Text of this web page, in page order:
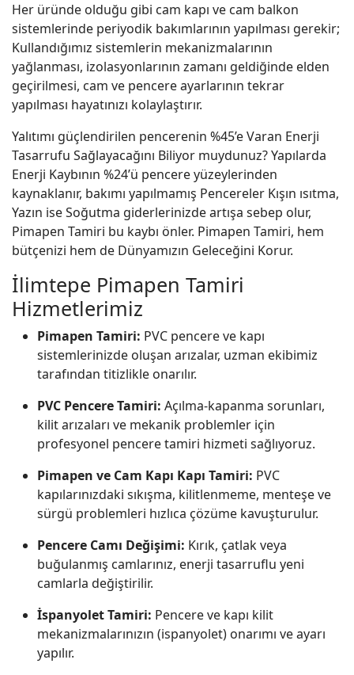
Her üründe olduğu gibi cam kapı ve cam balkon
sistemlerinde periyodik bakımlarının yapılması gerekir;
Kullandığımız sistemlerin mekanizmalarının
yağlanması, izolasyonlarının zamanı geldiğinde elden
geçirilmesi, cam ve pencere ayarlarının tekrar
yapılması hayatınızı kolaylaştırır.
Yalıtımı güçlendirilen pencerenin %45’e Varan Enerji
Tasarrufu Sağlayacağını Biliyor muydunuz? Yapılarda
Enerji Kaybının %24’ü pencere yüzeylerinden
kaynaklanır, bakımı yapılmamış Pencereler Kışın ısıtma,
Yazın ise Soğutma giderlerinizde artışa sebep olur,
Pimapen Tamiri bu kaybı önler. Pimapen Tamiri, hem
bütçenizi hem de Dünyamızın Geleceğini Korur.
İlimtepe Pimapen Tamiri
Hizmetlerimiz
Pimapen Tamiri: PVC pencere ve kapı
sistemlerinizde oluşan arızalar, uzman ekibimiz
tarafından titizlikle onarılır.
PVC Pencere Tamiri: Açılma-kapanma sorunları,
kilit arızaları ve mekanik problemler için
profesyonel pencere tamiri hizmeti sağlıyoruz.
Pimapen ve Cam Kapı Kapı Tamiri: PVC
kapılarınızdaki sıkışma, kilitlenmeme, menteşe ve
sürgü problemleri hızlıca çözüme kavuşturulur.
Pencere Camı Değişimi: Kırık, çatlak veya
buğulanmış camlarınız, enerji tasarruflu yeni
camlarla değiştirilir.
İspanyolet Tamiri: Pencere ve kapı kilit
mekanizmalarınızın (ispanyolet) onarımı ve ayarı
yapılır.